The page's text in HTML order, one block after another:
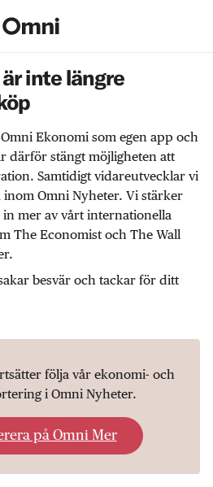
inte längre
Ekonomi som egen app och
därför stängt möjligheten att
Samtidigt vidareutvecklar vi
Omni Nyheter. Vi stärker
mer av vårt internationella
The Economist och The Wall
besvär och tackar för ditt
följa vår ekonomi- och
i Omni Nyheter.
på Omni Mer